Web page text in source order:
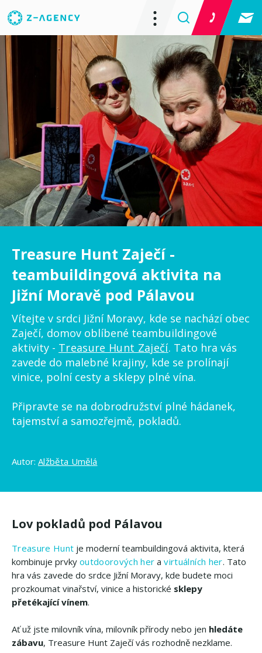
Treasure Hunt Zaječí -
teambuildingová aktivita na
Jižní Moravě pod Pálavou
Vítejte v srdci Jižní Moravy, kde se nachází obec
Zaječí, domov oblíbené teambuildingové
aktivity - Treasure Hunt Zaječí. Tato hra vás
zavede do malebné krajiny, kde se prolínají
vinice, polní cesty a sklepy plné vína.
Připravte se na dobrodružství plné hádanek,
tajemství a samozřejmě, pokladů.
Autor: Alžběta Umělá
Lov pokladů pod Pálavou
Treasure Hunt je moderní teambuildingová aktivita, která
kombinuje prvky outdoorových her avirtuálních her. Tato
hra vás zavede do srdce Jižní Moravy, kde budete moci
prozkoumat vinařství, vinice a historické sklepy
přetékající vínem.
Ať už jste milovník vína, milovník přírody nebo jen hledáte
zábavu, Treasure Hunt Zaječí vás rozhodně nezklame.